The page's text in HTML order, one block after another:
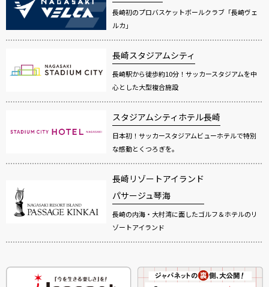
長崎初のプロバスケットボールクラブ「長崎ヴェ
ルカ」
長崎スタジアムシティ
長崎駅から徒歩約10分！サッカースタジアムを中
心とした大型複合施設
スタジアムシティホテル長崎
日本初！サッカースタジアムビューホテルで特別
な感動とくつろぎを。
長崎リゾートアイランド
パサージュ琴海
長崎の内海・大村湾に面したゴルフ＆ホテルのリ
ゾートアイランド